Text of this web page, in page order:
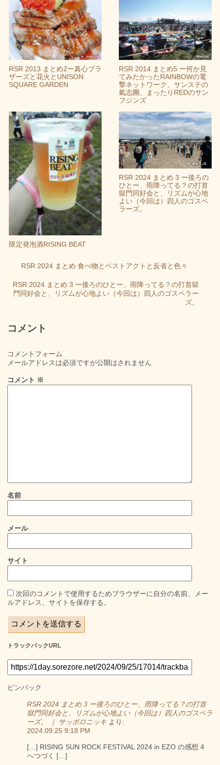
RSR 2013 まとめ2ー真心ブラ
ザーズと花火とUNISON
SQUARE GARDEN
RSR 2014 まとめ5 ー何か見
てみたかったRAINBOWの電
撃ネットワーク、サンステの
氣志團、まったりREDのサン
フジンズ
限定発泡酒RISING BEAT
RSR 2024 まとめ 3 ー後ろの
ひとー、雨降ってる？の打首
獄門同好会と、リズムが心地
よい（今回は）四人のゴスペ
ラーズ。
RSR 2024 まとめ 食べ物とベストアクトと反省と色々
RSR 2024 まとめ 3 ー後ろのひとー、雨降ってる？の打首獄
門同好会と、リズムが心地よい（今回は）四人のゴスペラー
ズ。
コメント
コメントフォーム
メールアドレスは必須ですが公開はされません
コメント ※
名前
メール
サイト
次回のコメントで使用するためブラウザーに自分の名前、メー
ルアドレス、サイトを保存する。
トラックバックURL
ピンバック
RSR 2024 まとめ 3 ー後ろのひとー、雨降ってる？の打首
獄門同好会と、リズムが心地よい（今回は）四人のゴスペラ
ーズ。 ｜ サッポロニッキ より:
2024.09.25 9:18 PM
[…] RISING SUN ROCK FESTIVAL 2024 in EZO の感想 4
へつづく […]